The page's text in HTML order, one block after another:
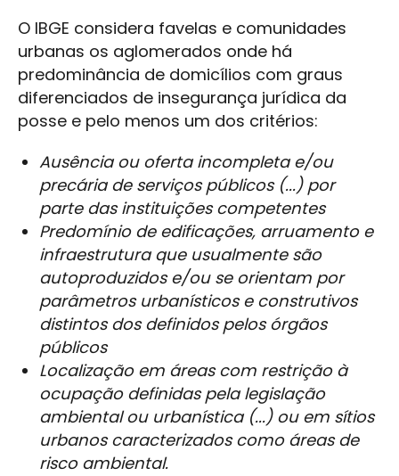
O IBGE considera favelas e comunidades
urbanas os aglomerados onde há
predominância de domicílios com graus
diferenciados de insegurança jurídica da
posse e pelo menos um dos critérios:
Ausência ou oferta incompleta e/ou
precária de serviços públicos (...) por
parte das instituições competentes
Predomínio de edificações, arruamento e
infraestrutura que usualmente são
autoproduzidos e/ou se orientam por
parâmetros urbanísticos e construtivos
distintos dos definidos pelos órgãos
públicos
Localização em áreas com restrição à
ocupação definidas pela legislação
ambiental ou urbanística (...) ou em sítios
urbanos caracterizados como áreas de
risco ambiental.